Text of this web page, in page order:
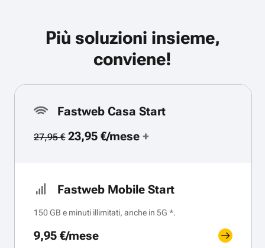
Più soluzioni insieme,
conviene!
Fastweb Casa Start
27,95 €23,95 €/mese+
Fastweb Mobile Start
150 GB e minuti illimitati, anche in 5G *.
9,95 €/mese